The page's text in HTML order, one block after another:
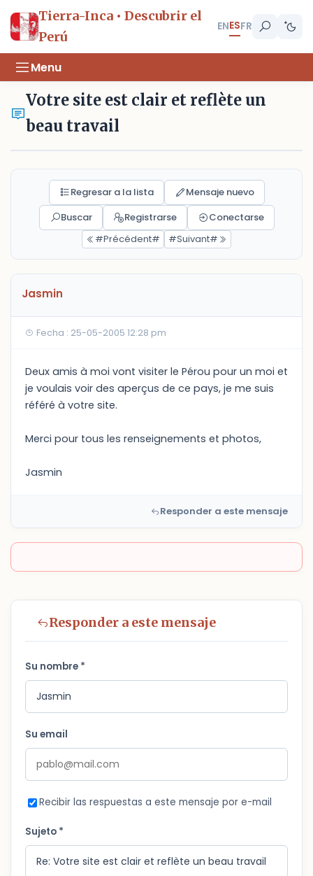
Tierra-Inca • Descubrir el
Perú
ENESFR
Menu
Votre site est clair et reflète un
beau travail
Regresar a la lista
Mensaje nuevo
Buscar
Registrarse
Conectarse
#Précédent#
#Suivant#
Jasmin
Fecha : 25-05-2005 12:28 pm
Deux amis à moi vont visiter le Pérou pour un moi et
je voulais voir des aperçus de ce pays, je me suis
référé à votre site.
Merci pour tous les renseignements et photos,
Jasmin
Responder a este mensaje
Responder a este mensaje
Su nombre *
Su email
Recibir las respuestas a este mensaje por e-mail
Sujeto *